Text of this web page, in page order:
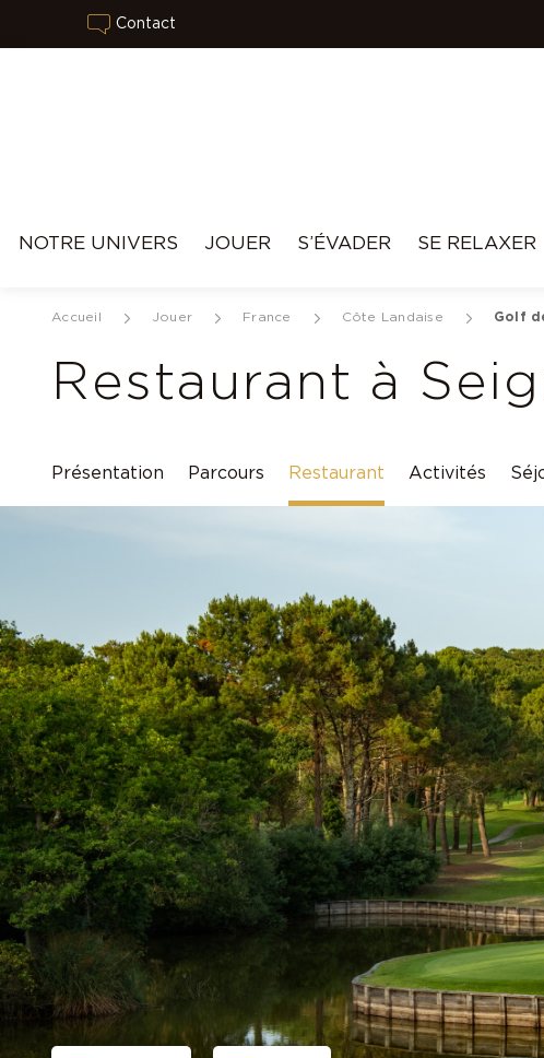
Contact
NOTRE UNIVERS JOUER S’ÉVADER SE RELAXER
Accueil Jouer France Côte Landaise Golf
Restaurant à
Présentation Parcours Restaurant Activités